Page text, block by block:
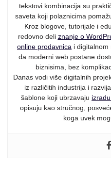
tekstovi kombinacija su
saveta koji polaznicima
Kroz blogove, tutorijale i
redovno deli znanje o
online prodavnica i digitalnom
da moderni web postane
biznisima, bez
Danas vodi više digitalnih
iz različitih industrija i
šablone koji ubrzavaju
opisuju kao stručnog,
koga uvek